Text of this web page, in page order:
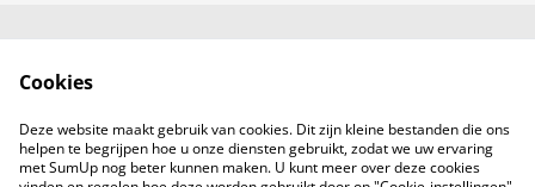
Neem contact met
Privacybeleid
Cookiebeleid
Producten
Cookies
Deze website maakt gebruik van cookies. Dit zijn kleine bestanden die ons
helpen te begrijpen hoe u onze diensten gebruikt, zodat we uw ervaring
met SumUp nog beter kunnen maken. U kunt meer over deze cookies